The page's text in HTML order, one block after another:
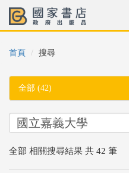
首頁 搜尋
全部 (42)
全部 相關搜尋結果 共 42 筆